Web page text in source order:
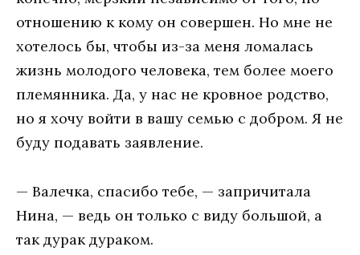
отношению к кому он совершен. Но мне не
хотелось бы, чтобы из-за меня ломалась
жизнь молодого человека, тем более моего
племянника. Да, у нас не кровное родство,
но я хочу войти в вашу семью с добром. Я не
буду подавать заявление.
— Валечка, спасибо тебе, — запричитала
Нина, — ведь он только с виду большой, а
так дурак дураком.